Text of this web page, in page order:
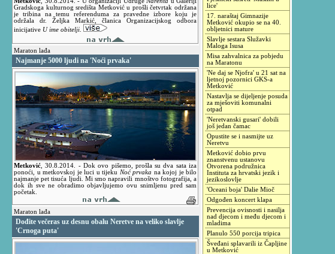
Gradskoga kulturnog središta Metković u prošli četvrtak održana
je tribina na temu referenduma za pravedne izbore koju je
održala dr. Željka Markić, članica Organizacijskog odbora
inicijative U ime obitelji
Maraton lađa
Najmanje 5000 ljudi na 'Noći prvaka'
Metković ,30.8.2014. - Dok ovo pišemo, prošla su dva sata iza
ponoći, u metkovskoj je luci u tijeku Noć prvaka na kojoj je bilo
najmanje pet tisuća ljudi. Mi smo napravili mnoštvo fotografija, a
dok ih sve ne obradimo objavljujemo ovu snimljenu pred sam
početak.
Maraton lađa
Dođite večeras uz desnu obalu Neretve na veliko slavlje
'Crnoga puta'
lice'
17. naraštaj Gimnazije
Metković okupio se na 40.
obljetnici mature
Slavlje sestara Služavki
Maloga Isusa
Misa zahvalnica za pobjedu
na Maratonu
'Ne daj se Njofra' u 21 sat na
ljetnoj pozornici GKS-a
Metković
Nastavlja se dijeljenje posuda
za mješoviti komunalni
otpad
'Neretvanski gusari' dobili
još jedan čamac
Opustite se i nasmijte uz
Neretvu
Metković dobio prvu
znanstvenu ustanovu
Otvorena podružnica
Instituta za hrvatski jezik i
jezikoslovlje
'Oceani boja' Dalie Mioč
Odgođen koncert klapa
Prevencija ovisnosti i nasilja
nad djecom i među djecom i
mladima
Planulo 550 porcija tripica
Šveđani splavarili iz Čapljine
u Metković